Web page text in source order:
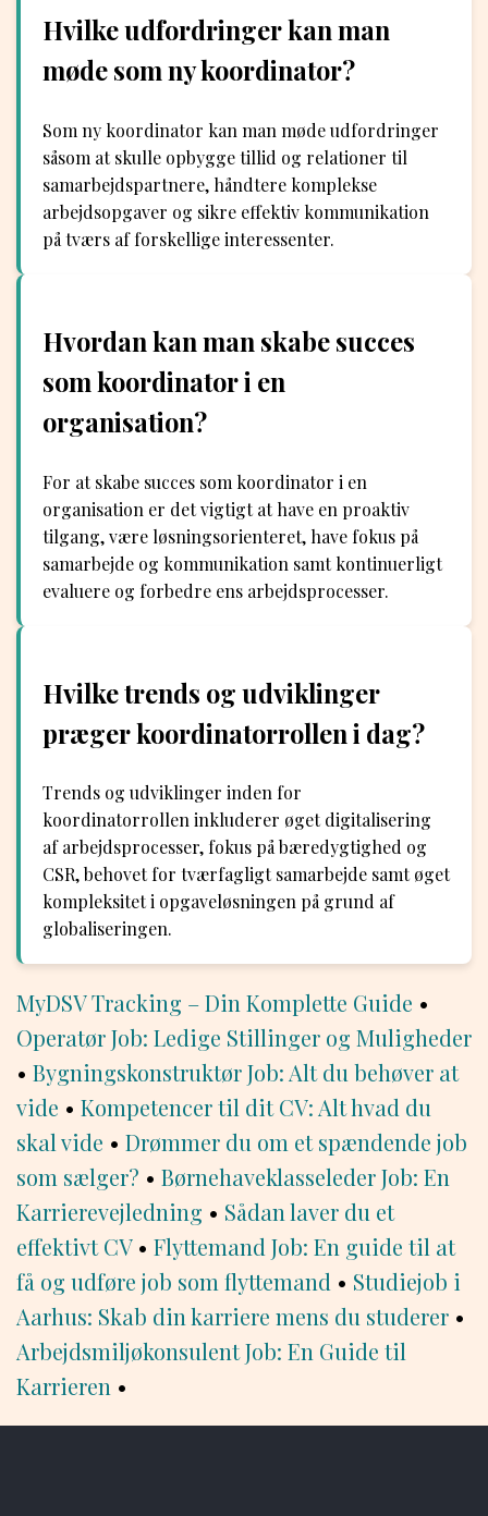
Hvilke udfordringer kan man
møde som ny koordinator?
Som ny koordinator kan man møde udfordringer
såsom at skulle opbygge tillid og relationer til
samarbejdspartnere, håndtere komplekse
arbejdsopgaver og sikre effektiv kommunikation
på tværs af forskellige interessenter.
Hvordan kan man skabe succes
som koordinator i en
organisation?
For at skabe succes som koordinator i en
organisation er det vigtigt at have en proaktiv
tilgang, være løsningsorienteret, have fokus på
samarbejde og kommunikation samt kontinuerligt
evaluere og forbedre ens arbejdsprocesser.
Hvilke trends og udviklinger
præger koordinatorrollen i dag?
Trends og udviklinger inden for
koordinatorrollen inkluderer øget digitalisering
af arbejdsprocesser, fokus på bæredygtighed og
CSR, behovet for tværfagligt samarbejde samt øget
kompleksitet i opgaveløsningen på grund af
globaliseringen.
MyDSV Tracking – Din Komplette Guide •
Operatør Job: Ledige Stillinger og Muligheder
• Bygningskonstruktør Job: Alt du behøver at
vide • Kompetencer til dit CV: Alt hvad du
skal vide • Drømmer du om et spændende job
som sælger? • Børnehaveklasseleder Job: En
Karrierevejledning • Sådan laver du et
effektivt CV• Flyttemand Job: En guide til at
få og udføre job som flyttemand • Studiejob i
Aarhus: Skab din karriere mens du studerer •
Arbejdsmiljøkonsulent Job: En Guide til
Karrieren •